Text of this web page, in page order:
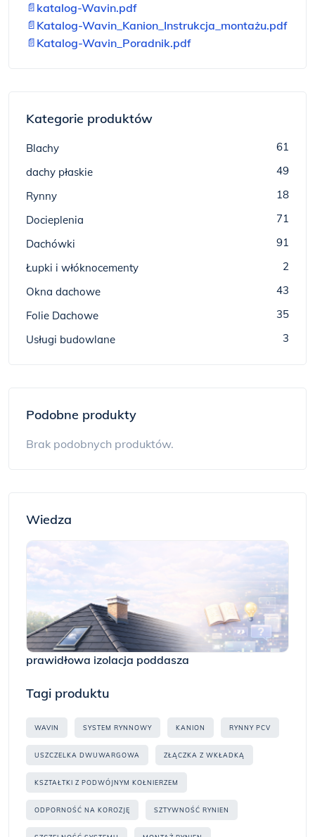
📄 katalog-Wavin.pdf
📄 Katalog-Wavin_Kanion_Instrukcja_montażu.pdf
📄 Katalog-Wavin_Poradnik.pdf
Kategorie produktów
Blachy
61
dachy płaskie
49
Rynny
18
Docieplenia
71
Dachówki
91
Łupki i włóknocementy
2
Okna dachowe
43
Folie Dachowe
35
Usługi budowlane
3
Podobne produkty
Brak podobnych produktów.
Wiedza
prawidłowa izolacja poddasza
Tagi produktu
WAVIN SYSTEM RYNNOWY KANION RYNNY PCV
USZCZELKA DWUWARGOWA ZŁĄCZKA Z WKŁADKĄ
KSZTAŁTKI Z PODWÓJNYM KOŁNIERZEM
ODPORNOŚĆ NA KOROZJĘ SZTYWNOŚĆ RYNIEN